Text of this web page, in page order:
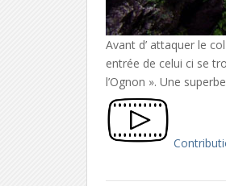
Avant d’ attaquer le
entrée de celui ci se
l’Ognon ». Une